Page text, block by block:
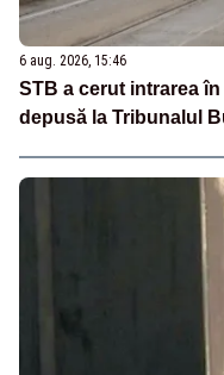
6 aug. 2026, 15:46
STB a cerut intrarea
depusă la Tribunalul